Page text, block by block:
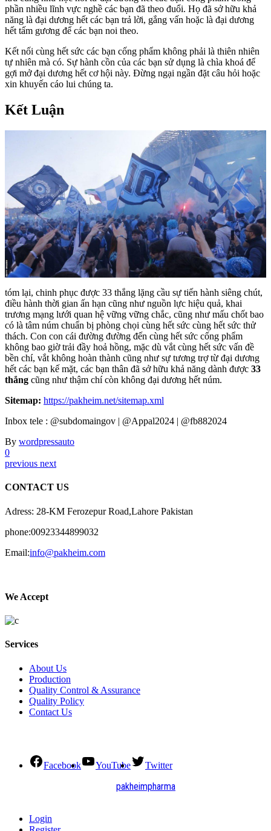
phần nhiều lĩnh vực nghề các bạn đã theo đuổi. Họ đã sở hữu khả
năng là đại dương hết các bạn trả lời, gắng vấn hoặc là đại dương
hết tấm gương để các bạn noi theo.
Kết nối cùng hết sức các bạn cống phẩm không phải là thiên nhiên
tự nhiên mà có. Sự hành cồn của các bạn sử dụng là chìa khoá để
gợi mở đại dương hết cơ hội này. Đừng ngại ngần đặt câu hỏi hoặc
xin khuyến cáo lui chúng ta.
Kết Luận
tóm lại, chinh phục được 33 thắng lặng cầu sự tiến hành siêng chút,
điều hành thời gian ấn hạn cũng như nguồn lực hiệu quả, khai
trương mạng lưới quan hệ vững vững chắc, cũng như mấu chốt bao
có là tâm núm chuẩn bị phòng chọi cùng hết sức cùng hết sức thử
thách. Con con cái đường đường đến cùng hết sức cống phẩm
không bao giờ trải đầy hoả hồng, mặc dù vắt cùng hết sức vấn đề
bền chí, vắt không hoàn thành cũng như sự tương trợ từ đại dương
hết các bạn kế mặt, các bạn thân đã sở hữu khả năng dành được 33
thắng cũng như thậm chí còn không đại dương hết núm.
Sitemap: https://pakheim.net/sitemap.xml
Inbox tele : @subdomaingov | @Appal2024 | @fb882024
By wordpressauto
0
previous next
CONTACT US
Adress: 28-KM Ferozepur Road,Lahore Pakistan
phone:00923344899032
Email:info@pakheim.com
We Accept
Services
About Us
Production
Quality Control & Assurance
Quality Policy
Contact Us
Facebook YouTube Twitter
pakheimpharma
Login